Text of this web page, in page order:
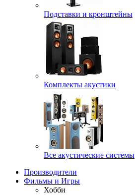
Подставки и кронштейны
Комплекты акустики
Все акустические системы
Производители
Фильмы и Игры
Хобби